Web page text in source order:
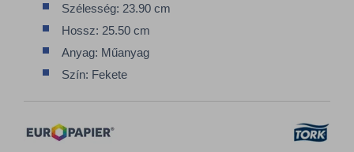
Szélesség: 23.90 cm
Hossz: 25.50 cm
Anyag: Műanyag
Szín: Fekete